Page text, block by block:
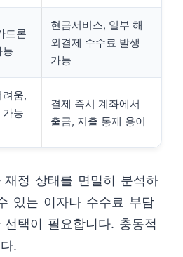
드론
능
현금서비스, 일부 해
외결제 수수료 발생
가능
움,
능
결제 즉시 계좌에서
출금, 지출 통제 용이
정 상태를 면밀히 분석하
있는 이자나 수수료 부담
택이 필요합니다. 충동적
.